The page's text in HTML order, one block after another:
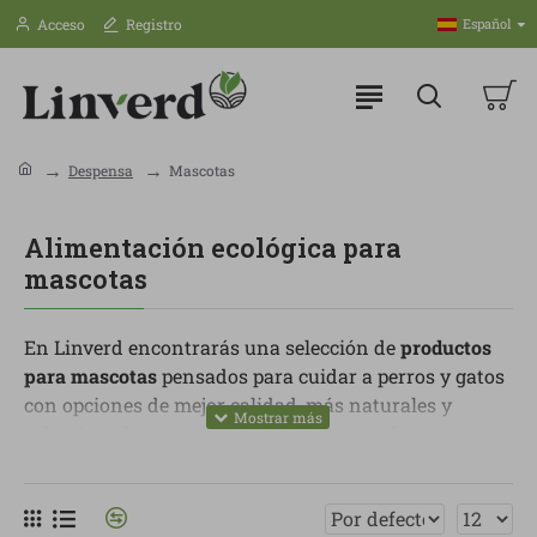
Acceso Registro Español
Despensa Mascotas
Alimentación ecológica para
mascotas
En Linverd encontrarás una selección deproductos
para mascotaspensados para cuidar a perros y gatos
con opciones de mejor calidad, más naturales y
seleccionadas con criterio. Sabemos que la